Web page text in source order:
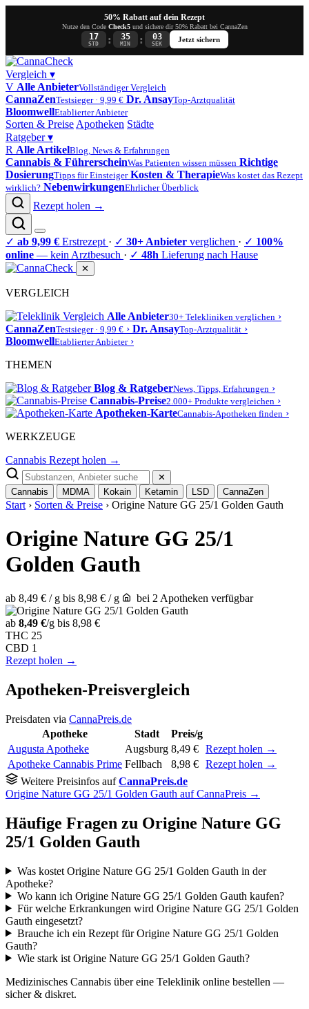
50% Rabatt auf dein Rezept
Nutze den Code Check5und sichere dir 50% Rabatt bei CannaZen
17
STD : 35
MIN : 03
SEK
Jetzt sichern
Vergleich ▾
V Alle AnbieterVollständiger Vergleich
CannaZenTestsieger · 9,99 € Dr. AnsayTop-Arztqualität
BloomwellEtablierter Anbieter
Sorten & Preise Apotheken Städte
Ratgeber▾
R Alle ArtikelBlog, News & Erfahrungen
Cannabis & FührerscheinWas Patienten wissen müssen Richtige
DosierungTipps für Einsteiger Kosten & TherapieWas kostet das Rezept
wirklich? NebenwirkungenEhrlicher Überblick
Rezept holen →
✓ ab 9,99 € Erstrezept · ✓ 30+ Anbieter verglichen · ✓ 100%
online — kein Arztbesuch · ✓ 48h Lieferung nach Hause
✕
VERGLEICH
Alle Anbieter30+ Telekliniken verglichen ›
CannaZenTestsieger · 9,99 € › Dr. AnsayTop-Arztqualität ›
BloomwellEtablierter Anbieter ›
THEMEN
Blog & RatgeberNews, Tipps, Erfahrungen ›
Cannabis-Preise2.000+ Produkte vergleichen ›
Apotheken-KarteCannabis-Apotheken finden ›
WERKZEUGE
Cannabis Rezept holen →
✕
Cannabis
MDMA Kokain Ketamin LSD CannaZen
Start › Sorten & Preise › Origine Nature GG 25/1 Golden Gauth
Origine Nature GG 25/1
Golden Gauth
ab 8,49 € / g bis 8,98 € / g bei 2 Apotheken verfügbar
ab 8,49 €/g bis 8,98 €
THC 25
CBD 1
Rezept holen →
Apotheken-Preisvergleich
Preisdaten via CannaPreis.de
Apotheke
Stadt
Preis/g
Augusta Apotheke
Augsburg 8,49 € Rezept holen →
Apotheke Cannabis Prime Fellbach 8,98 € Rezept holen →
Weitere Preisinfos aufCannaPreis.de
Origine Nature GG 25/1 Golden Gauth auf CannaPreis →
Häufige Fragen zu Origine Nature GG
25/1 Golden Gauth
Was kostet Origine Nature GG 25/1 Golden Gauth in der
Apotheke?
Wo kann ich Origine Nature GG 25/1 Golden Gauth kaufen?
Für welche Erkrankungen wird Origine Nature GG 25/1 Golden
Gauth eingesetzt?
Brauche ich ein Rezept für Origine Nature GG 25/1 Golden
Gauth?
Wie stark ist Origine Nature GG 25/1 Golden Gauth?
Medizinisches Cannabis über eine Teleklinik online bestellen —
sicher & diskret.